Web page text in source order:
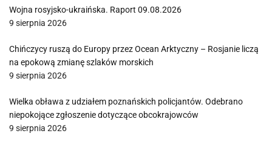
Wojna rosyjsko-ukraińska. Raport 09.08.2026
9 sierpnia 2026
Chińczycy ruszą do Europy przez Ocean Arktyczny – Rosjanie liczą
na epokową zmianę szlaków morskich
9 sierpnia 2026
Wielka obława z udziałem poznańskich policjantów. Odebrano
niepokojące zgłoszenie dotyczące obcokrajowców
9 sierpnia 2026